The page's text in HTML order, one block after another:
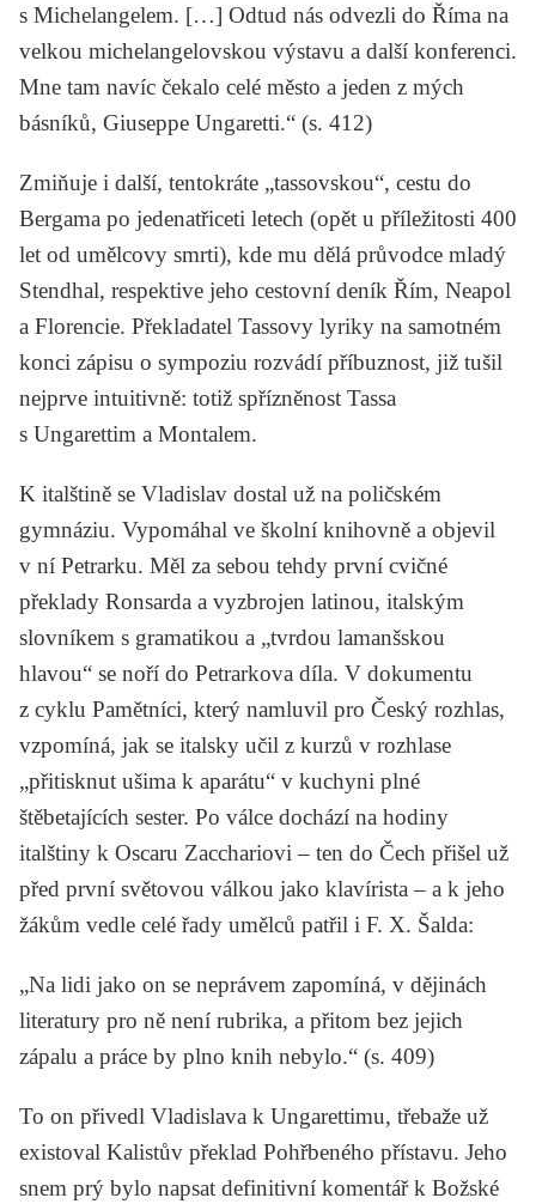
s Michelangelem. […] Odtud nás odvezli do Říma na
velkou michelangelovskou výstavu a další konferenci.
Mne tam navíc čekalo celé město a jeden z mých
básníků, Giuseppe Ungaretti.“ (s. 412)
Zmiňuje i další, tentokráte „tassovskou“, cestu do
Bergama po jedenatřiceti letech (opět u příležitosti 400
let od umělcovy smrti), kde mu dělá průvodce mladý
Stendhal, respektive jeho cestovní deník Řím, Neapol
a Florencie. Překladatel Tassovy lyriky na samotném
konci zápisu o sympoziu rozvádí příbuznost, již tušil
nejprve intuitivně: totiž spřízněnost Tassa
s Ungarettim a Montalem.
K italštině se Vladislav dostal už na poličském
gymnáziu. Vypomáhal ve školní knihovně a objevil
v ní Petrarku. Měl za sebou tehdy první cvičné
překlady Ronsarda a vyzbrojen latinou, italským
slovníkem s gramatikou a „tvrdou lamanšskou
hlavou“ se noří do Petrarkova díla. V dokumentu
z cyklu Pamětníci, který namluvil pro Český rozhlas,
vzpomíná, jak se italsky učil z kurzů v rozhlase
„přitisknut ušima k aparátu“ v kuchyni plné
štěbetajících sester. Po válce dochází na hodiny
italštiny k Oscaru Zacchariovi– ten do Čech přišel už
před první světovou válkou jako klavírista – a k jeho
žákům vedle celé řady umělců patřil i F. X. Šalda:
„Na lidi jako on se neprávem zapomíná, v dějinách
literatury pro ně není rubrika, a přitom bez jejich
zápalu a práce by plno knih nebylo.“ (s. 409)
To on přivedl Vladislava k Ungarettimu, třebaže už
existoval Kalistův překlad Pohřbeného přístavu. Jeho
snem prý bylo napsat definitivní komentář k Božské